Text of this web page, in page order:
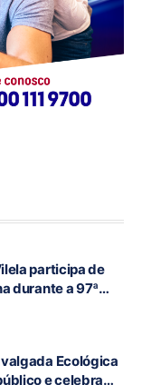
participa de
durante a 97ª
da Lapa de Terra
Ecológica
e celebra